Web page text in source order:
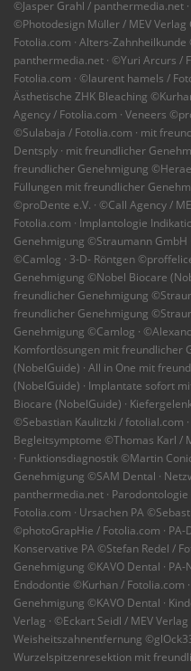
©Jasper Grahl / panthermedia.net
©Photodesign Müller / MEV Verlag
Fotolia.com · Alters-
panthermedia.net · ©Yuri Arcurs /
Fotolia.com · ©laurent hamels /
Ästhetische ZHK Bleaching
Agency / Fotolia.com · Veneers
©Sulabaja / Fotolia.com · mit
Dentsply · mit freundlicher
freundlicher Genehmigung
Füllungen mit freundlicher
©proDente e.V. · ©Call Agency /
Fotolia.com · Implantologie
Genehmigung ©Straumann
©Camlog · 3-D- Röntgen
Genehmigung ©Nobel Biocare
freundlicher Genehmigung
freundlicher Genehmigung
Genehmigung ©Camlog ·
Komfortlösungen mit freundlicher
(NobelGuide) · All in One mit
(NobelGuide) · Implantate sofort
Biocare (NobelGuide) ·
©Sebastian Kaulitzki / fotolial.com
Begleitsymptome ©Thomas Karl /
· Funktionsdiagnostik ©Martin
Genehmigung ©SAM Dental ·
panthermedia.net ·
Fotolia.com · Ursachen PA
©photoGrapHie / Fotolia.com · PA-
Konservative PA ©Stefan Redel /
Genehmigung ©KAVO Dental ·
Endodontie ©Kurhan / Fotolia.com
Genehmigung ©KAVO Dental ·
Verlag · ©Eckart Seidl / MEV
Weisheitszahnentfernung
Wurzelspitzenresektion mit